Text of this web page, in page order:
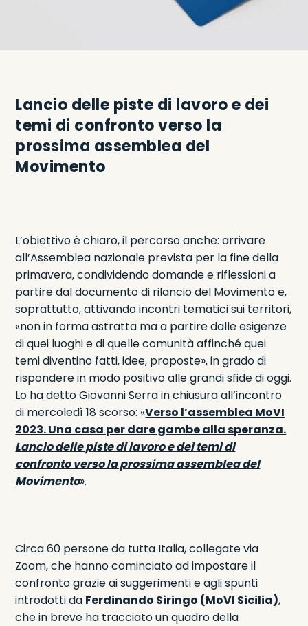
Lancio delle piste di lavoro e dei
temi di confronto verso la
prossima assemblea del
Movimento
L’obiettivo è chiaro, il percorso anche: arrivare
all’Assemblea nazionale prevista per la fine della
primavera, condividendo domande e riflessioni a
partire dal documento di rilancio del Movimento e,
soprattutto, attivando incontri tematici sui territori,
«non in forma astratta ma a partire dalle esigenze
di quei luoghi e di quelle comunità affinché quei
temi diventino fatti, idee, proposte», in grado di
rispondere in modo positivo alle grandi sfide di oggi.
Lo ha detto Giovanni Serra in chiusura all’incontro
di mercoledì 18 scorso: «Verso l’assemblea MoVI
2023. Una casa per dare gambe alla speranza.
Lancio delle piste di lavoro e dei temi di
confronto verso la prossima assemblea del
Movimento».
Circa 60 persone da tutta Italia, collegate via
Zoom, che hanno cominciato ad impostare il
confronto grazie ai suggerimenti e agli spunti
introdotti da Ferdinando Siringo (MoVI Sicilia),
che in breve ha tracciato un quadro della